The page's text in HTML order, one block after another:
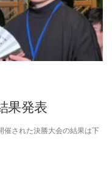
果発表
された決勝大会の結果は下